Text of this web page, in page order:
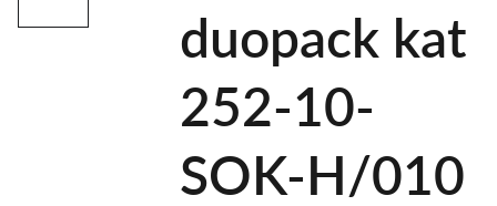
duopack kat
252-10-
SOK-H/010